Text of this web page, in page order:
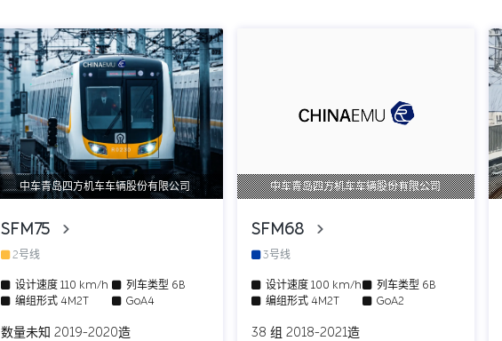
中车青岛四方机车车辆股份有限公司
SFM75
2号线
设计速度110 km/h 列车类型 6B
编组形式4M2T GoA4
数量未知 2019-2020造
中车青岛四方机车车辆股份有限公司
SFM68
3号线
设计速度 100 km/h 列车类型 6B
编组形式 4M2T GoA2
38 组 2018-2021造